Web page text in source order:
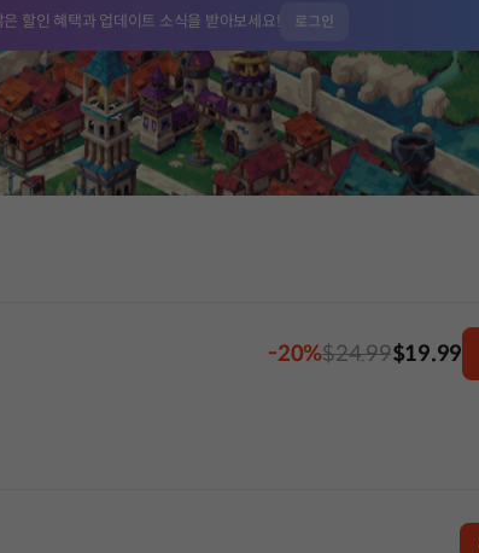
은 할인 혜택과 업데이트 소식을 받아보세요! 로그인
-20%$24.99$19.99